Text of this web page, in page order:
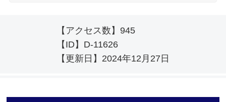
【アクセス数】 945
【ID】 D-11626
【更新日】 2024年12月27日